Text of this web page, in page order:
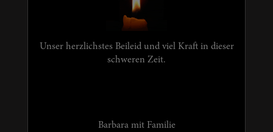
Unser herzlichstes Beileid und viel Kraft in dieser
schweren Zeit.
Barbara mit Familie